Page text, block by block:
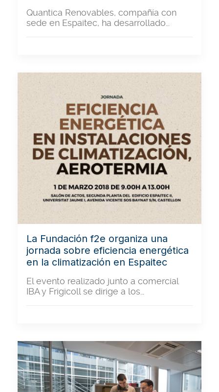
Quantica Renovables, compañía con
sede en Espaitec, ha desarrollado…
La Fundación f2e organiza una
jornada sobre eficiencia energética
en la climatización en Espaitec
El evento realizado junto a comercial
IBA y Frigicoll se dirige a los…